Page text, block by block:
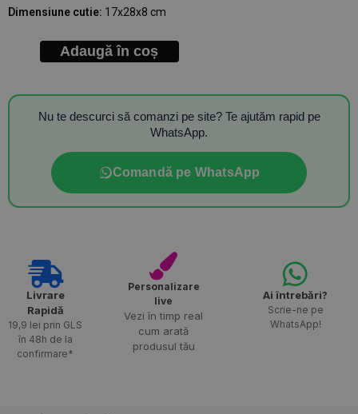
Dimensiune cutie: 17x28x8 cm
Adaugă în coș
Nu te descurci să comanzi pe site? Te ajutăm rapid pe
WhatsApp.
Comandă pe WhatsApp
Livrare
Rapidă​
19,9 lei prin GLS
în 48h de la
confirmare*
Personalizare
live
Vezi în timp real
cum arată
produsul tău
Ai întrebări?
Scrie-ne pe
WhatsApp!